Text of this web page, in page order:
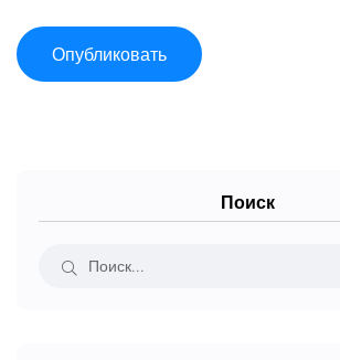
Поиск